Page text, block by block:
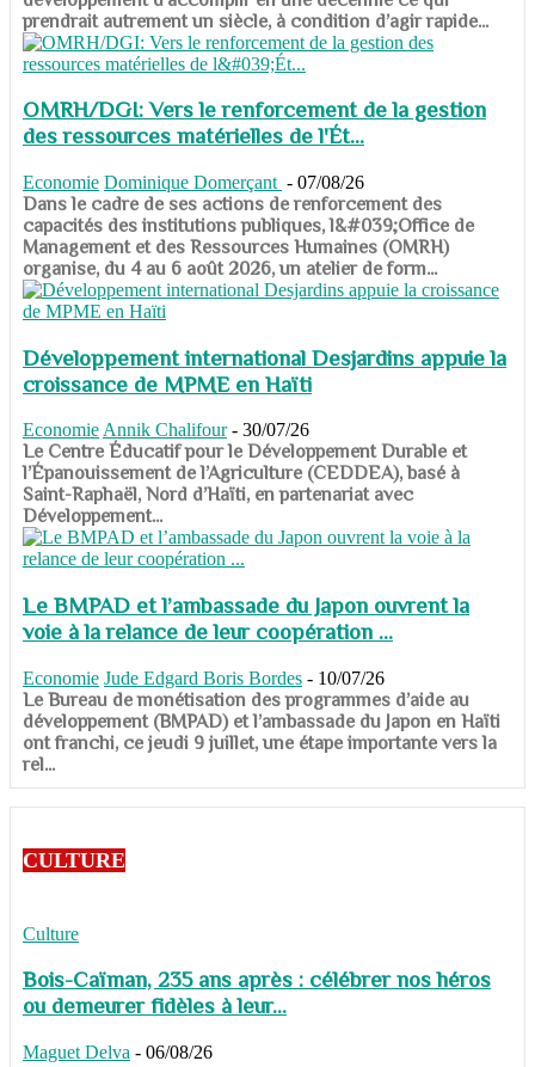
prendrait autrement un siècle, à condition d’agir rapide...
OMRH/DGI: Vers le renforcement de la gestion
des ressources matérielles de l'Ét...
Economie Dominique Domerçant - 07/08/26
Dans le cadre de ses actions de renforcement des
capacités des institutions publiques, l&#039;Office de
Management et des Ressources Humaines (OMRH)
organise, du 4 au 6 août 2026, un atelier de form...
Développement international Desjardins appuie la
croissance de MPME en Haïti
Economie Annik Chalifour - 30/07/26
​​​​​​​Le Centre Éducatif pour le Développement Durable et
l’Épanouissement de l’Agriculture (CEDDEA), basé à
Saint-Raphaël, Nord d’Haïti, en partenariat avec
Développement...
Le BMPAD et l’ambassade du Japon ouvrent la
voie à la relance de leur coopération ...
Economie Jude Edgard Boris Bordes - 10/07/26
​​​​​​​Le Bureau de monétisation des programmes d’aide au
développement (BMPAD) et l’ambassade du Japon en Haïti
ont franchi, ce jeudi 9 juillet, une étape importante vers la
rel...
CULTURE
Culture
Bois-Caïman, 235 ans après : célébrer nos héros
ou demeurer fidèles à leur...
Maguet Delva - 06/08/26